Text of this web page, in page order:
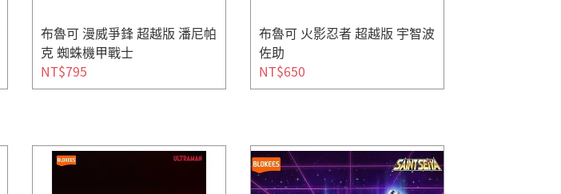
布魯可 漫威爭鋒 超越版 潘尼帕
克 蜘蛛機甲戰士
NT$795
布魯可 火影忍者 超越版 宇智波
佐助
NT$650